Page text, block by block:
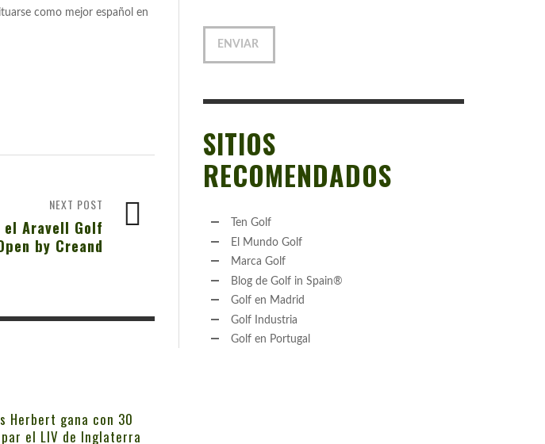
como mejor español en
NEXT POST
el Aravell Golf
by Creand
Herbert gana con 30
el LIV de Inglaterra
SITIOS
RECOMENDADOS
Ten Golf
El Mundo Golf
Marca Golf
Blog de Golf in Spain®
Golf en Madrid
Golf Industria
Golf en Portugal